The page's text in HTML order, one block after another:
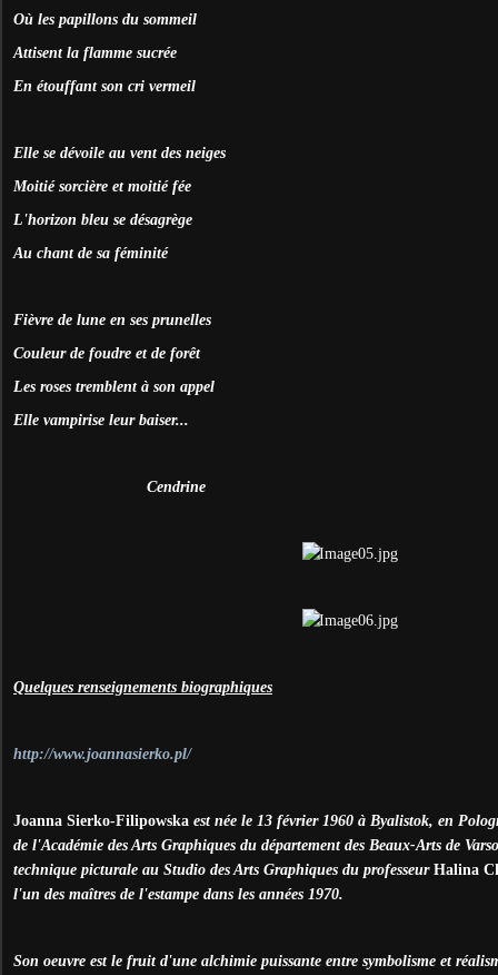
Où les papillons du sommeil
Attisent la flamme sucrée
En étouffant son cri vermeil
Elle se dévoile au vent des neiges
Moitié sorcière et moitié fée
L'horizon bleu se désagrège
Au chant de sa féminité
Fièvre de lune en ses prunelles
Couleur de foudre et de forêt
Les roses tremblent à son appel
Elle vampirise leur baiser...
Cendrine
Quelques renseignements biographiques
http://www.joannasierko.pl/
Joanna Sierko-Filipowska est née le 13 février 1960 à Byalistok, en
de l'Académie des Arts Graphiques du département des Beaux-Arts de
technique picturale au Studio des Arts Graphiques du professeur Halina
l'un des maîtres de l'estampe dans les années 1970.
Son oeuvre est le fruit d'une alchimie puissante entre symbolisme et